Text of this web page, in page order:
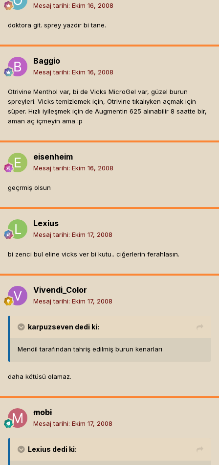
Mesaj tarihi: Ekim 16, 2008
doktora git. sprey yazdır bi tane.
Baggio
Mesaj tarihi: Ekim 16, 2008
Otrivine Menthol var, bi de Vicks MicroGel var, güzel burun
spreyleri. Vicks temizlemek için, Otrivine tıkalıyken açmak için
süper. Hızlı iyileşmek için de Augmentin 625 alınabilir 8 saatte bir,
aman aç içmeyin ama :p
eisenheim
Mesaj tarihi: Ekim 16, 2008
geçrmiş olsun
Lexius
Mesaj tarihi: Ekim 17, 2008
bi zenci bul eline vicks ver bi kutu.. ciğerlerin ferahlasın.
Vivendi_Color
Mesaj tarihi: Ekim 17, 2008
karpuzseven dedi ki:
Mendil tarafından tahriş edilmiş burun kenarları
daha kötüsü olamaz.
mobi
Mesaj tarihi: Ekim 17, 2008
Lexius dedi ki: